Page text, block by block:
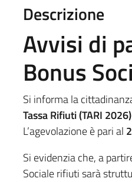
Descrizione
Avvisi di
Bonus
Si informa la
Tassa Rifiuti (TARI
L’agevolazione è pari al
Si evidenzia che, a
Sociale rifiuti sarà